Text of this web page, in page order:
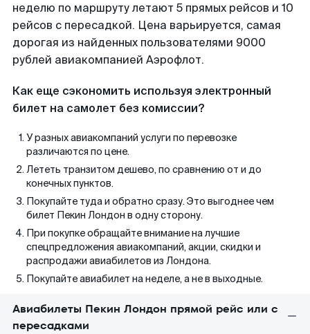
неделю по маршруту летают 5 прямых рейсов и 10
рейсов с пересадкой. Цена варьируется, самая
дорогая из найденных пользователями 9000
рублей авиакомпанией Аэрофлот.
Как еще сэкономить используя электронный
билет на самолет без комиссии?
У разных авиакомпаний услуги по перевозке
различаются по цене.
Лететь транзитом дешево, по сравнению от и до
конечных пунктов.
Покупайте туда и обратно сразу. Это выгоднее чем
билет Пекин Лондон в одну сторону.
При покупке обращайте внимание на лучшие
спецпредложения авиакомпаний, акции, скидки и
распродажи авиабилетов из Лондона.
Покупайте авиабилет на неделе, а не в выходные.
Авиабилеты Пекин Лондон прямой рейс или с
пересадками